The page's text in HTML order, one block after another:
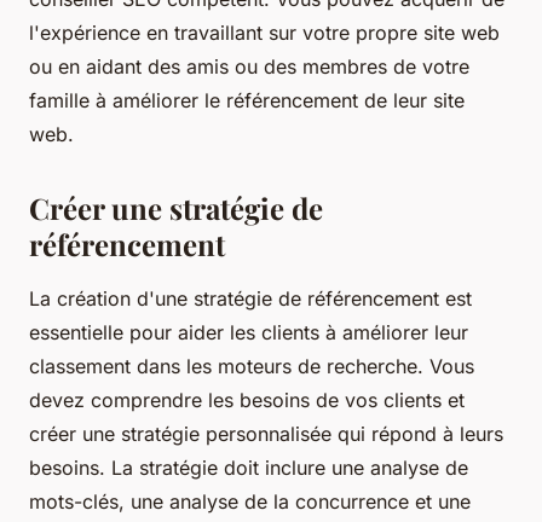
l'expérience en travaillant sur votre propre site web
ou en aidant des amis ou des membres de votre
famille à améliorer le référencement de leur site
web.
Créer une stratégie de
référencement
La création d'une stratégie de référencement est
essentielle pour aider les clients à améliorer leur
classement dans les moteurs de recherche. Vous
devez comprendre les besoins de vos clients et
créer une stratégie personnalisée qui répond à leurs
besoins. La stratégie doit inclure une analyse de
mots-clés, une analyse de la concurrence et une